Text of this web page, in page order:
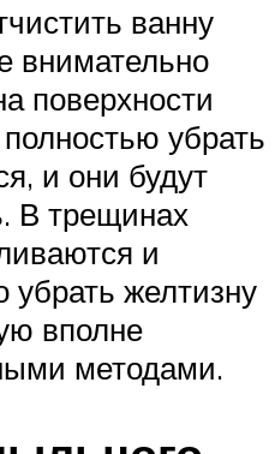
ванну
внимательно
поверхности
убрать
и они будут
В трещинах
и
желтизну
вполне
методами.